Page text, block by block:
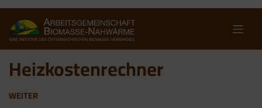
content
Heizkosten­rechner
WEITER